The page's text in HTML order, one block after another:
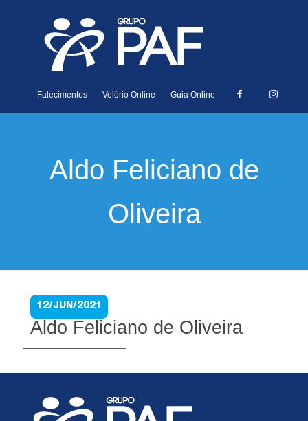
Falecimentos Velório Online Guia Online
Aldo Feliciano de
Oliveira
12/JUN/2021
Aldo Feliciano de Oliveira